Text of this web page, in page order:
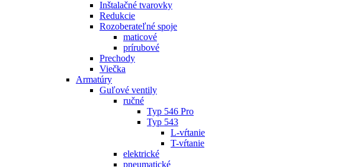
Inštalačné tvarovky
Redukcie
Rozoberateľné spoje
maticové
prírubové
Prechody
Viečka
Armatúry
Guľové ventily
ručné
Typ 546 Pro
Typ 543
L-vŕtanie
T-vŕtanie
elektrické
pneumatické